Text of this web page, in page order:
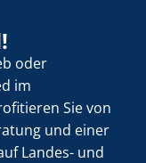
oder
im
Sie von
und einer
Landes- und